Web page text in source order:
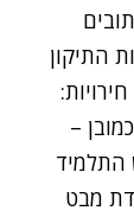
התיקון
–
התלמיד
מבט